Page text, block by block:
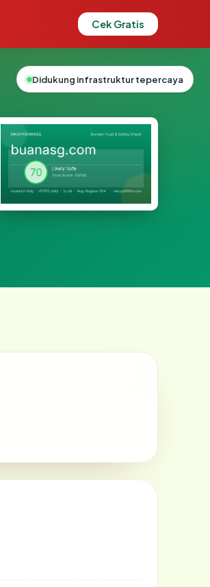
Cek Gratis
Didukung infrastruktur tepercaya